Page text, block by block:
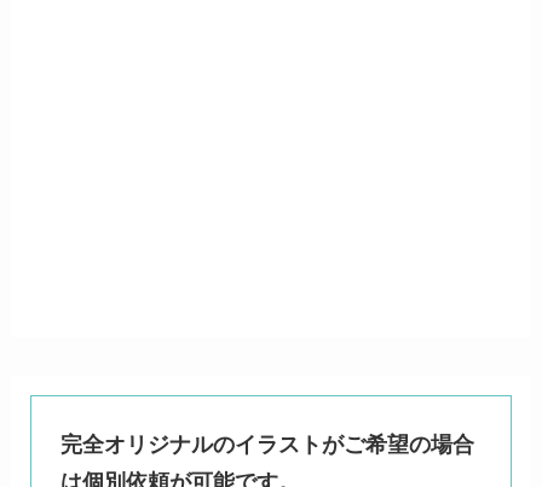
完全オリジナルのイラストがご希望の場合
は個別依頼が可能です。